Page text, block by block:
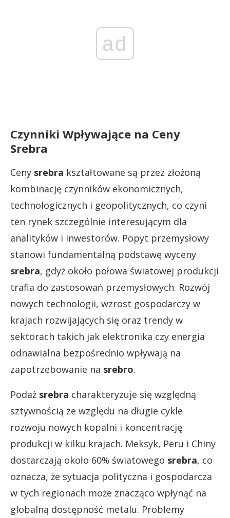
ad
Czynniki Wpływające na Ceny
Srebra
Ceny srebra kształtowane są przez złożoną
kombinację czynników ekonomicznych,
technologicznych i geopolitycznych, co czyni
ten rynek szczególnie interesującym dla
analityków i inwestorów. Popyt przemysłowy
stanowi fundamentalną podstawę wyceny
srebra, gdyż około połowa światowej produkcji
trafia do zastosowań przemysłowych. Rozwój
nowych technologii, wzrost gospodarczy w
krajach rozwijających się oraz trendy w
sektorach takich jak elektronika czy energia
odnawialna bezpośrednio wpływają na
zapotrzebowanie na srebro.
Podaż srebra charakteryzuje się względną
sztywnością ze względu na długie cykle
rozwoju nowych kopalni i koncentrację
produkcji w kilku krajach. Meksyk, Peru i Chiny
dostarczają około 60% światowego srebra, co
oznacza, że sytuacja polityczna i gospodarcza
w tych regionach może znacząco wpłynąć na
globalną dostępność metalu. Problemy